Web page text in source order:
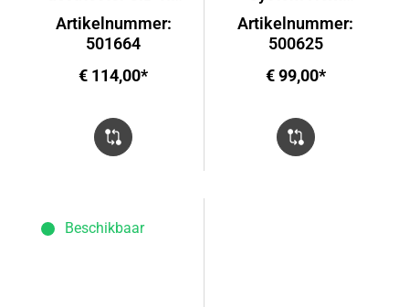
AT7.1
Artikelnummer:
501664
€ 114,00*
Generation
Artikelnummer:
500625
€ 99,00*
Beschikbaar